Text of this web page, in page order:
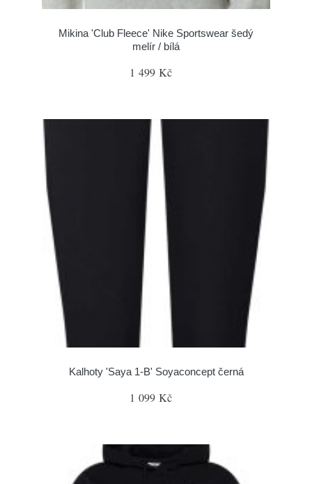
Mikina 'Club Fleece' Nike Sportswear šedý
melír / bílá
1 499 Kč
Kalhoty 'Saya 1-B' Soyaconcept černá
1 099 Kč